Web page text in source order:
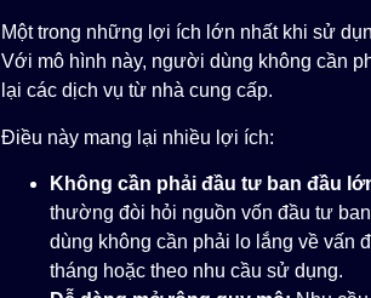
Một trong những lợi ích lớn nhất khi sử
Với mô hình này, người dùng không cần
lại các dịch vụ từ nhà cung cấp.
Điều này mang lại nhiều lợi ích:
Không cần phải đầu tư ban đầu
thường đòi hỏi nguồn vốn đầu tư
dùng không cần phải lo lắng về vấn
tháng hoặc theo nhu cầu sử dụng.